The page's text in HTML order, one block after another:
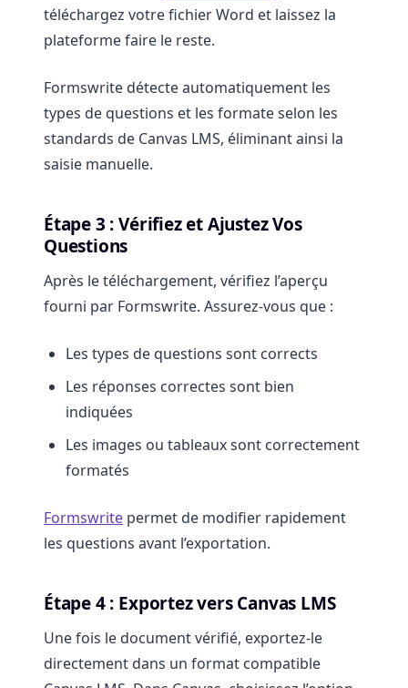
téléchargez votre fichier Word et laissez la
plateforme faire le reste.
Formswrite détecte automatiquement les
types de questions et les formate selon les
standards de Canvas LMS, éliminant ainsi la
saisie manuelle.
Étape 3 : Vérifiez et Ajustez Vos
Questions
Après le téléchargement, vérifiez l’aperçu
fourni par Formswrite. Assurez-vous que :
Les types de questions sont corrects
Les réponses correctes sont bien
indiquées
Les images ou tableaux sont correctement
formatés
Formswrite permet de modifier rapidement
les questions avant l’exportation.
Étape 4 : Exportez vers Canvas LMS
Une fois le document vérifié, exportez-le
directement dans un format compatible